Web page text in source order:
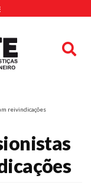
reivindicações